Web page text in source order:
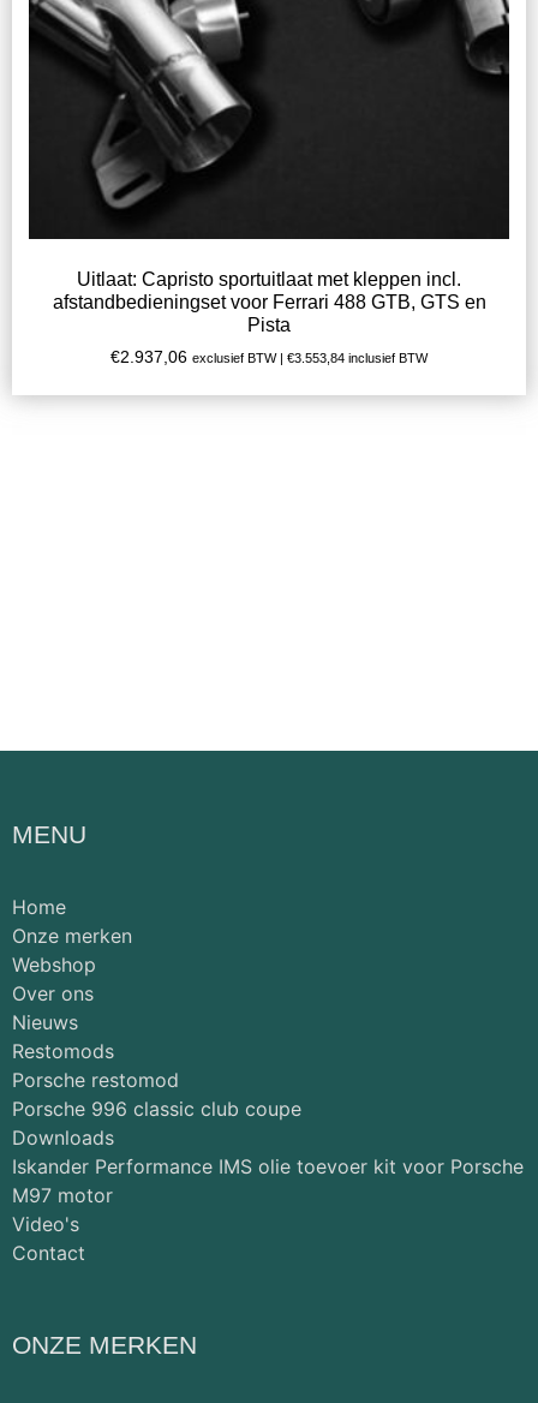
Uitlaat: Capristo sportuitlaat met kleppen incl.
afstandbedieningset voor Ferrari 488 GTB, GTS en
Pista
€2.937,06 exclusief BTW | €3.553,84 inclusief BTW
MENU
Home
Onze merken
Webshop
Over ons
Nieuws
Restomods
Porsche restomod
Porsche 996 classic club coupe
Downloads
Iskander Performance IMS olie toevoer kit voor Porsche
M97 motor
Video's
Contact
ONZE MERKEN